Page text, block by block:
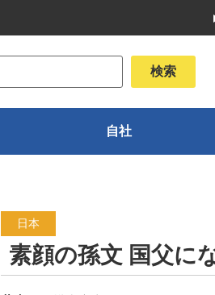
自社
日本
素顔の孫文 国父に